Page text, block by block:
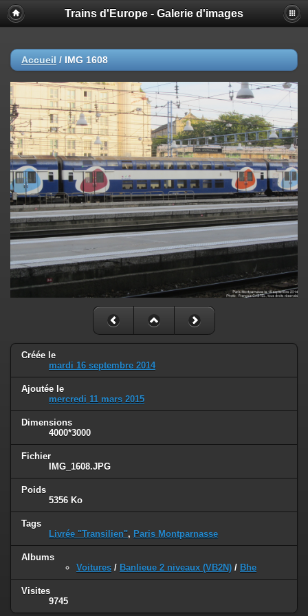
Trains d'Europe - Galerie d'images
Accueil / IMG 1608
Créée le
mardi 16 septembre 2014
Ajoutée le
mercredi 11 mars 2015
Dimensions
4000*3000
Fichier
IMG_1608.JPG
Poids
5356 Ko
Tags
Livrée "Transilien", Paris Montparnasse
Albums
Voitures / Banlieue 2 niveaux (VB2N) / Bhe
Visites
9745